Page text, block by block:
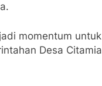
momentum
Desa